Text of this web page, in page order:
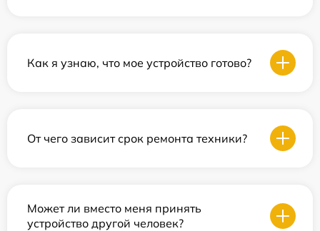
Как я узнаю, что мое устройство готово?
От чего зависит срок ремонта техники?
Может ли вместо меня принять
устройство другой человек?